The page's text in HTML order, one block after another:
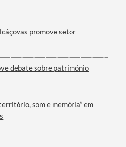
promove setor
debate sobre património
som e memória” em